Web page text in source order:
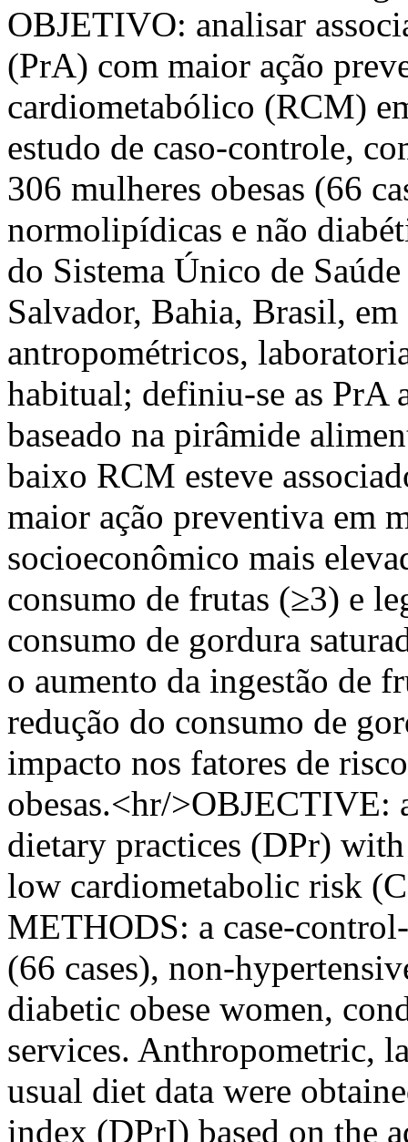
OBJETIVO: analisar
(PrA) com maior ação
cardiometabólico (RCM)
estudo de caso-controle,
306 mulheres obesas (66
normolipídicas e não
do Sistema Único de
Salvador, Bahia, Brasil,
antropométricos,
habitual; definiu-se as
baseado na pirâmide
baixo RCM esteve
maior ação preventiva em
socioeconômico mais
consumo de frutas (≥3) e
consumo de gordura
o aumento da ingestão de
redução do consumo de
impacto nos fatores de
obesas.<hr/>OBJECTIVE:
dietary practices (DPr)
low cardiometabolic risk
METHODS: a case-
(66 cases), non-
diabetic obese women,
services. Anthropometric,
usual diet data were
index (DPrI) based on the